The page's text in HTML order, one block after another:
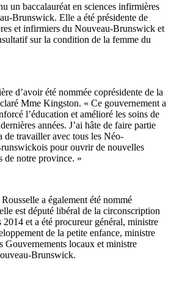
un baccalauréat en sciences infirmières
Brunswick. Elle a été présidente de
et infirmiers du Nouveau-Brunswick et
sur la condition de la femme du
d’avoir été nommée coprésidente de la
Mme Kingston. « Ce gouvernement a
l’éducation et amélioré les soins de
années. J’ai hâte de faire partie
de travailler avec tous les Néo-
pour ouvrir de nouvelles
de notre province. »
a également été nommé
est député libéral de la circonscription
et a été procureur général, ministre
de la petite enfance, ministre
Gouvernements locaux et ministre
Brunswick.